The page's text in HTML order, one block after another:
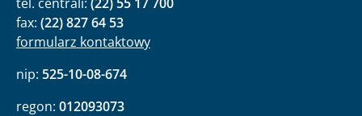
fax: (22) 827 64 53
formularz kontaktowy
nip: 525-10-08-674
regon: 012093073